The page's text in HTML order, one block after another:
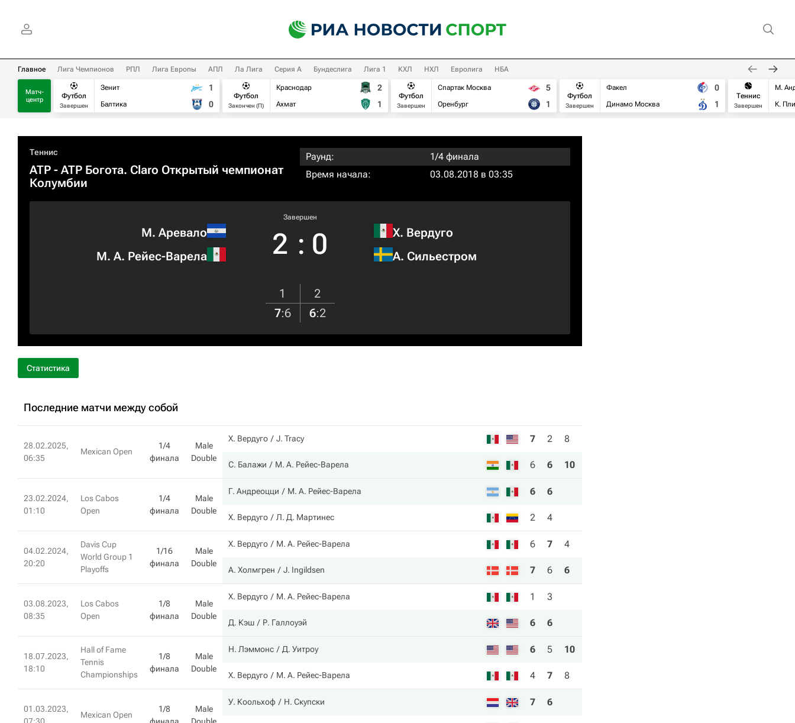
Главное Лига Чемпионов РПЛ Лига Европы АПЛ Ла Лига Серия А Бундеслига Лига 1 КХЛ НХЛ Евролига НБА
Матч-
центр
Футбол
Завершен
Зенит
Балтика
1
0
Футбол
Закончен (П)
Краснодар
Ахмат
2
1
Футбол
Завершен
Спартак Москва
Оренбург
5
1
Футбол
Завершен
Факел
Динамо Москва
0
1
Теннис
Завершен
М.
К.
Теннис
ATP - ATP Богота. Claro Открытый чемпионат
Колумбии
Раунд:
1/4 финала
Время начала:
03.08.2018 в 03:35
М. Аревало
М. А. Рейес-Варела
Завершен
2 : 0
Х. Вердуго
А. Сильестром
1
2
7:6 6:2
Статистика
Последние матчи между собой
28.02.2025,
06:35
Mexican Open
1/4
финала
Male
Double
Х. Вердуго J. Tracy 7 2 8
С. Балажи М. А. Рейес-Варела 6 6 10
23.02.2024,
01:10
Los Cabos
Open
1/4
финала
Male
Double
Г. Андреоцци М. А. Рейес-Варела 6 6
Х. Вердуго Л. Д. Мартинес 2 4
04.02.2024,
20:20
Davis Cup
World Group 1
Playoffs
1/16
финала
Male
Double
Х. Вердуго М. А. Рейес-Варела 6 7 4
А. Холмгрен J. Ingildsen 7 6 6
03.08.2023,
08:35
Los Cabos
Open
1/8
финала
Male
Double
Х. Вердуго М. А. Рейес-Варела 1 3
Д. Кэш Р. Галлоуэй 6 6
18.07.2023,
18:10
Hall of Fame
Tennis
Championships
1/8
финала
Male
Double
Н. Лэммонс Д. Уитроу 6 5 10
Х. Вердуго М. А. Рейес-Варела 4 7 8
01.03.2023,
Mexican Open
1/8
Male
У. Коольхоф Н. Скупски 7 6